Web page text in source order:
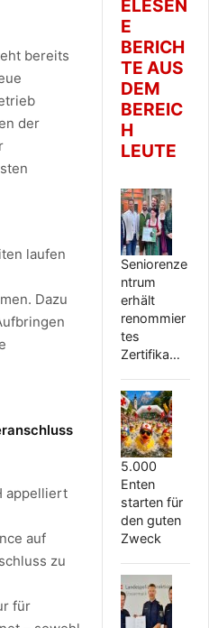
bereits
der
laufen
Dazu
appelliert
auf
zu
für
ELESEN
E
BERICH
TE AUS
DEM
BEREIC
H
LEUTE
Seniorenze
ntrum
erhält
renommier
tes
Zertifika…
5.000
Enten
starten für
den guten
Zweck